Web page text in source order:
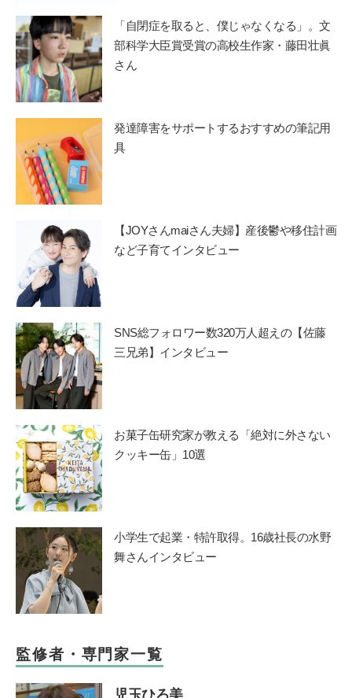
「自閉症を取ると、僕じゃなくなる」。文
部科学大臣賞受賞の高校生作家・藤田壮眞
さん
発達障害をサポートするおすすめの筆記用
具
【JOYさんmaiさん夫婦】産後鬱や移住計画
など子育てインタビュー
SNS総フォロワー数320万人超えの【佐藤
三兄弟】インタビュー
お菓子缶研究家が教える「絶対に外さない
クッキー缶」10選
小学生で起業・特許取得。16歳社長の水野
舞さんインタビュー
監修者・専門家一覧
児玉ひろ美